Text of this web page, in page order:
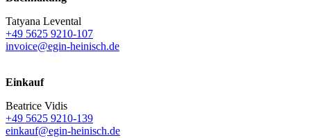
Tatyana Levental
+49 5625 9210-107
invoice@egin-heinisch.de
Einkauf
Beatrice Vidis
+49 5625 9210-139
einkauf@egin-heinisch.de